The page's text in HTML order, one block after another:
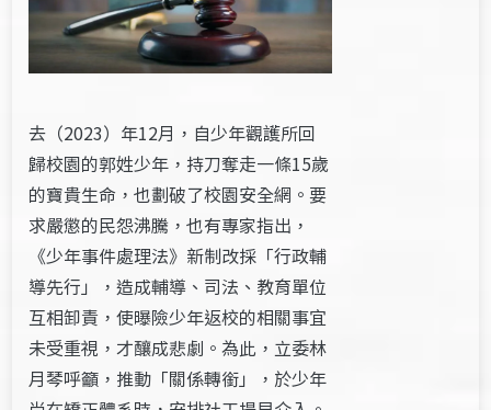
去（2023）年12月，自少年觀護所回
歸校園的郭姓少年，持刀奪走一條15歲
的寶貴生命，也劃破了校園安全網。要
求嚴懲的民怨沸騰，也有專家指出，
《少年事件處理法》新制改採「行政輔
導先行」，造成輔導、司法、教育單位
互相卸責，使曝險少年返校的相關事宜
未受重視，才釀成悲劇。為此，立委林
月琴呼籲，推動「關係轉銜」，於少年